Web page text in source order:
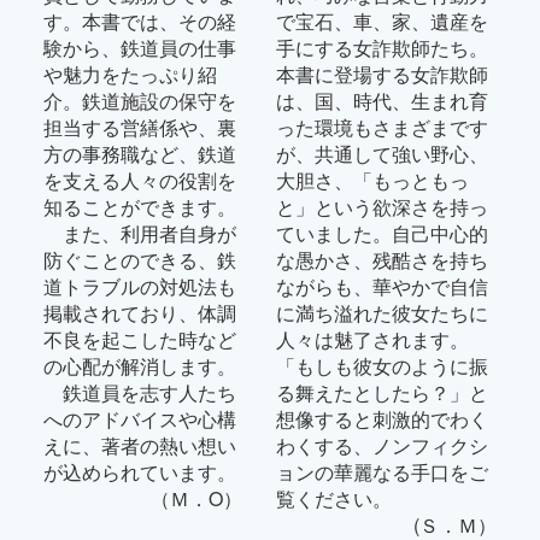
す。本書では、その経
験から、鉄道員の仕事
や魅力をたっぷり紹
介。鉄道施設の保守を
担当する営繕係や、裏
方の事務職など、鉄道
を支える人々の役割を
知ることができます。
また、利用者自身が
防ぐことのできる、鉄
道トラブルの対処法も
掲載されており、体調
不良を起こした時など
の心配が解消します。
鉄道員を志す人たち
へのアドバイスや心構
えに、著者の熱い想い
が込められています。
（Ｍ．O）
で宝石、車、家、遺産を
手にする女詐欺師たち。
本書に登場する女詐欺師
は、国、時代、生まれ育
った環境もさまざまです
が、共通して強い野心、
大胆さ、「もっともっ
と」という欲深さを持っ
ていました。自己中心的
な愚かさ、残酷さを持ち
ながらも、華やかで自信
に満ち溢れた彼女たちに
人々は魅了されます。
「もしも彼女のように振
る舞えたとしたら？」と
想像すると刺激的でわく
わくする、ノンフィクシ
ョンの華麗なる手口をご
覧ください。
(Ｓ．Ｍ）